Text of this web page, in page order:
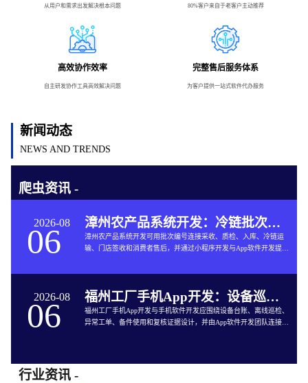
从用户和需求出发解决根本问题 80%客户来自于老客户主动推荐
高效协作效率
自主研发协作工具高效解决问题
完整售后服务体系
为客户提供一站式软件代办服务
新闻动态
NEWS AND TRENDS
爬虫资讯 -
2026-08
06 漳州农产品系统开发：冷链批次如何连接仓储与售后
漳州农产品系统开发可用批次编号连接采收、质检、入库、冷链运
输、门店签收和消费者售后，并通过小程序开发与App软件开发提供
2026-08
06 福州工厂手机App开发：设备巡检如何兼顾离线与追责
福州工厂手机App开发与手机软件开发应围绕设备台账、离线巡检、
异常工单、备件使用和复核证据设计，并由App软件开发团队连接生
行业资讯 -